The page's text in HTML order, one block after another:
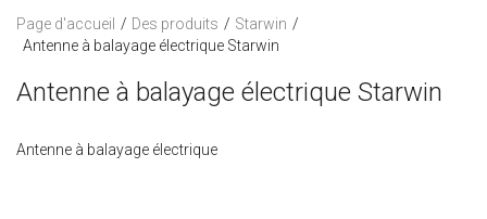
Page d'accueil Des produits
Starwin
Antenne à balayage électrique Starwin
Antenne à balayage électrique Starwin
Antenne à balayage électrique